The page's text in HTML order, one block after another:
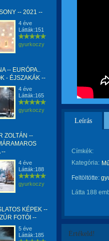
-- 2021 --
4 éve
Látták:151
gyurkoczy
-- EURÓPA..
- ÉJSZAKÁK --
4 éve
Látták:165
gyurkoczy
ZOLTÁN --
--
4 éve
Látták:188
gyurkoczy
KÉPEK --
FOTÓI --
5 éve
Látták:185
Leírás
Címkék:
Kategória:
Feltöltötte:
Látta 188
Értékeld!